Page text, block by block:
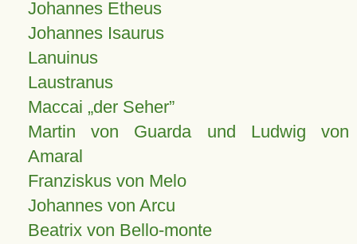
Johannes Etheus
Johannes Isaurus
Lanuinus
Laustranus
Maccai „der Seher”
Martin von Guarda und Ludwig von
Amaral
Franziskus von Melo
Johannes von Arcu
Beatrix von Bello-monte